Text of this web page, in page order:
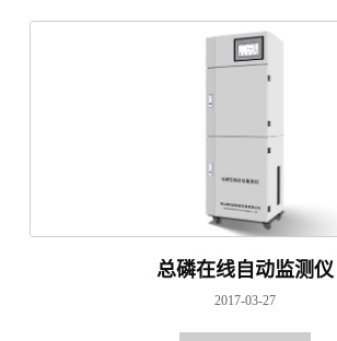
总磷在线自动监测仪
2017-03-27